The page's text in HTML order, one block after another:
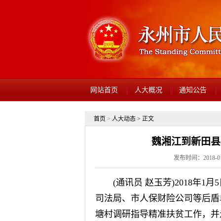
网站首页 人大概况 通知公告
首页 > 人大动态 > 正文
魏湘江到新田
发布时间：2018-
(通讯员 赵玉芳)2018年1月5
司法局、市人保财险公司等后
塘村调研指导精准扶贫工作，